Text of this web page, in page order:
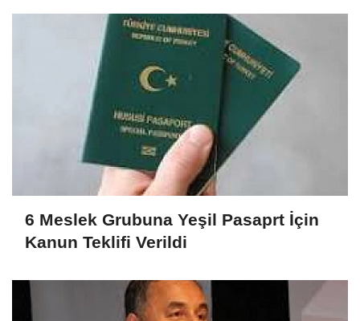
6 Meslek Grubuna Yeşil Pasaprt İçin
Kanun Teklifi Verildi